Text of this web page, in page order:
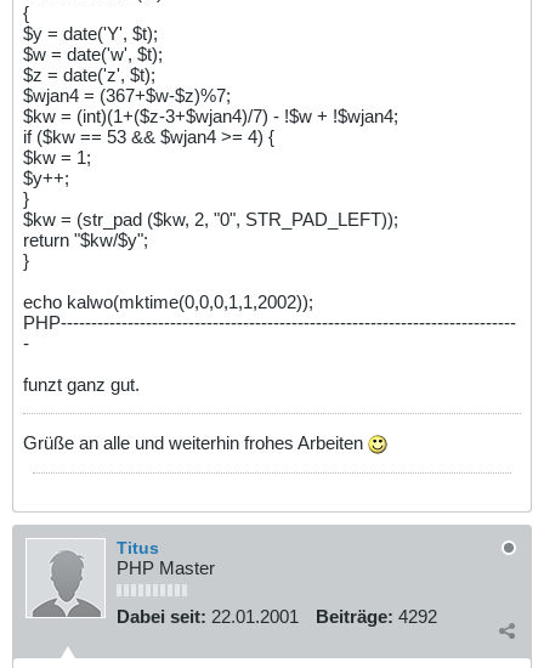
{
$y = date('Y', $t);
$w = date('w', $t);
$z = date('z', $t);
$wjan4 = (367+$w-$z)%7;
$kw = (int)(1+($z-3+$wjan4)/7) - !$w + !$wjan4;
if ($kw == 53 && $wjan4 >= 4) {
$kw = 1;
$y++;
}
$kw = (str_pad ($kw, 2, "0", STR_PAD_LEFT));
return "$kw/$y";
}
echo kalwo(mktime(0,0,0,1,1,2002));
PHP---------------------------------------------------------------------------
-
funzt ganz gut.
Grüße an alle und weiterhin frohes Arbeiten
Titus
PHP Master
Dabei seit: 22.01.2001 Beiträge: 4292